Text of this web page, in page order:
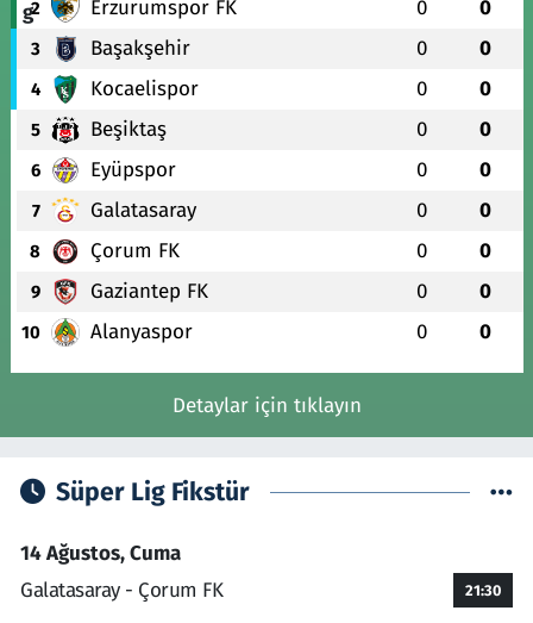
2 Erzurumspor FK 0 0
3 Başakşehir 0 0
4 Kocaelispor 0 0
5 Beşiktaş 0 0
6 Eyüpspor 0 0
7 Galatasaray 0 0
8 Çorum FK 0 0
9 Gaziantep FK 0 0
10 Alanyaspor 0 0
Detaylar için tıklayın
Süper Lig Fikstür
14 Ağustos, Cuma
Galatasaray - Çorum FK
21:30